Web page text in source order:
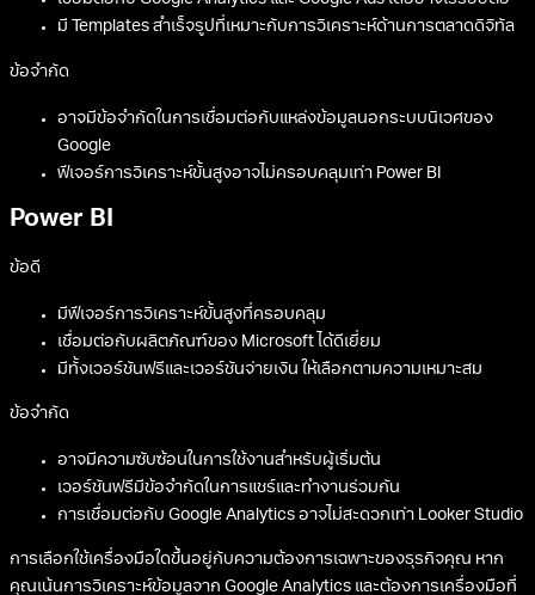
การแชร์และทำงานร่วมกันอาจไม่สะดวกเท่า Looker Studio
Looker Studio vs Power BI
Looker Studio
ข้อดี
มี Templates สำเร็จรูปที่เหมาะกับการวิเคราะห์ด้านการตลาดดิจิทัล
ข้อจำกัด
อาจมีข้อจำกัดในการเชื่อมต่อกับแหล่งข้อมูลนอกระบบนิเวศของ
ฟีเจอร์การวิเคราะห์ขั้นสูงอาจไม่ครอบคลุมเท่า Power BI
Power BI
ข้อดี